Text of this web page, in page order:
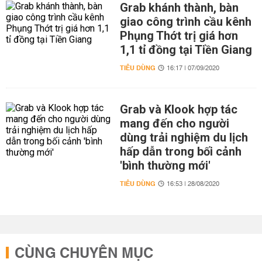
Grab khánh thành, bàn
giao công trình cầu kênh
Phụng Thớt trị giá hơn
1,1 tỉ đồng tại Tiền Giang
TIÊU DÙNG 16:17 | 07/09/2020
Grab và Klook hợp tác
mang đến cho người
dùng trải nghiệm du lịch
hấp dẫn trong bối cảnh
'bình thường mới'
TIÊU DÙNG 16:53 | 28/08/2020
CÙNG CHUYÊN MỤC